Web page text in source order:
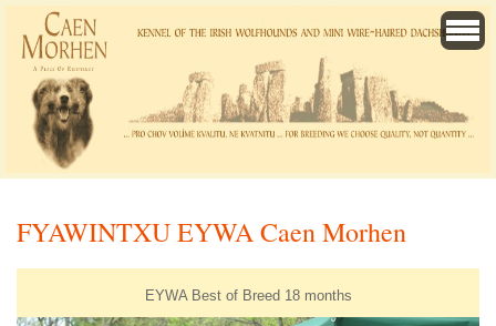
FYAWINTXU EYWA Caen Morhen
EYWA Best of Breed 18 months